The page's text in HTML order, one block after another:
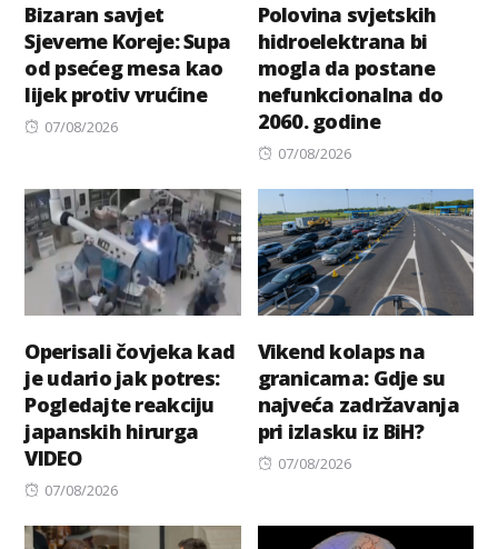
Bizaran savjet
Sjeverne Koreje: Supa
od psećeg mesa kao
lijek protiv vrućine
Posted
07/08/2026
Polovina svjetskih
hidroelektrana bi
mogla da postane
nefunkcionalna do
2060. godine
Posted
07/08/2026
Operisali čovjeka kad
je udario jak potres:
Pogledajte reakciju
japanskih hirurga
VIDEO
Posted
07/08/2026
Vikend kolaps na
granicama: Gdje su
najveća zadržavanja
pri izlasku iz BiH?
Posted
07/08/2026